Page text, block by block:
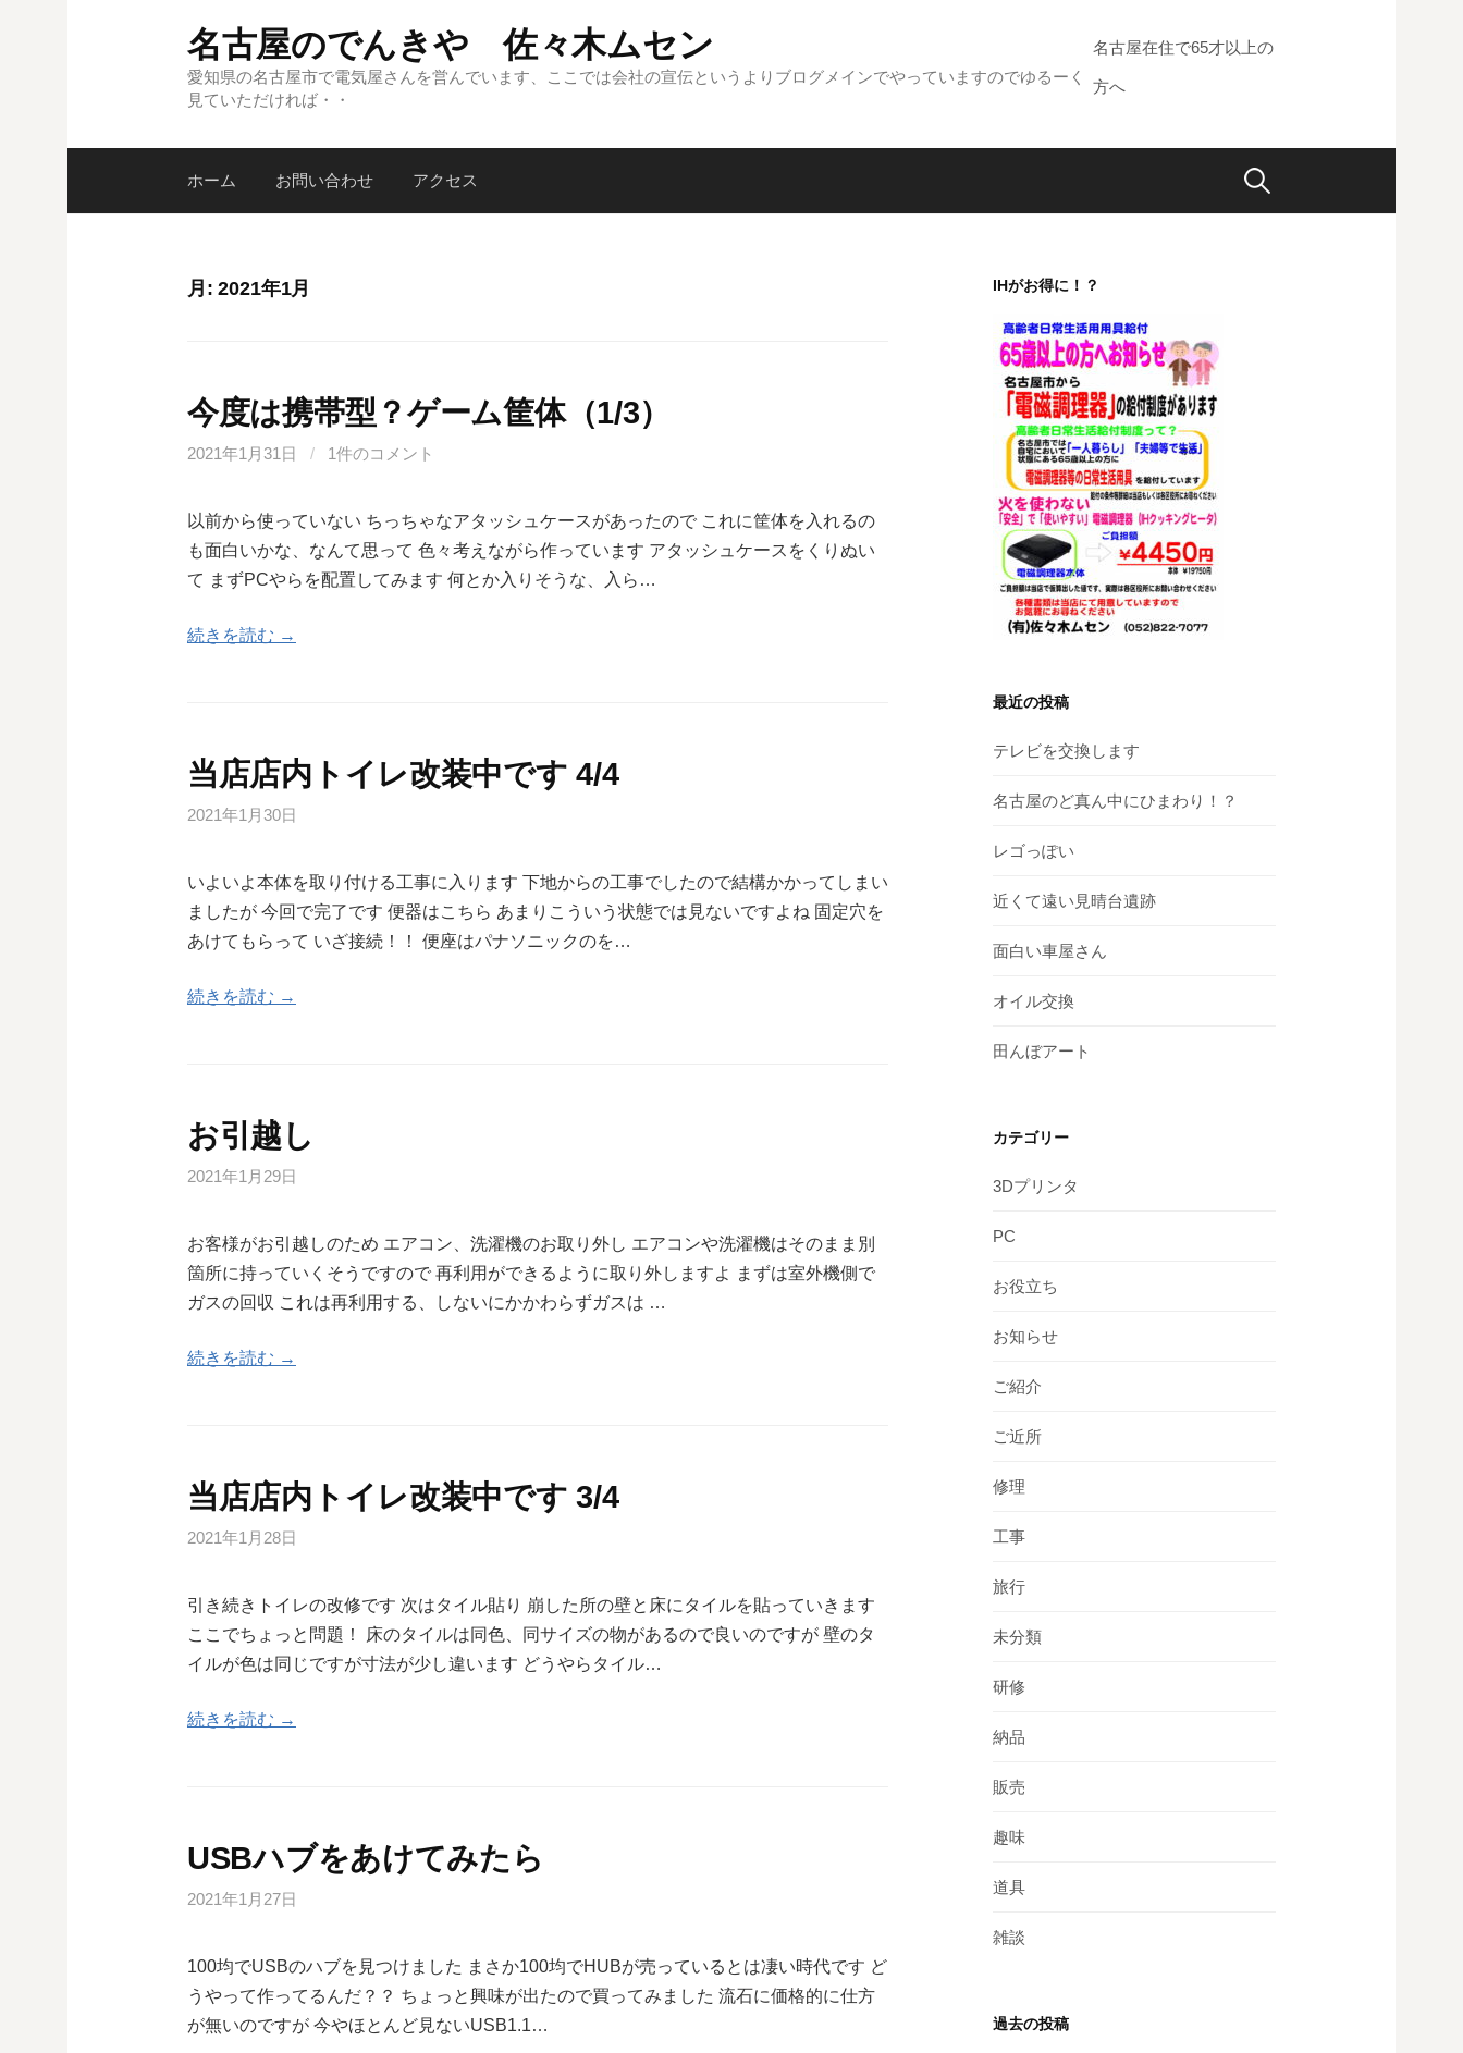
キ
名古屋のでんきや 佐々木ムセン
愛知県の名古屋市で電気屋さんを営んでいます、ここでは会社の宣伝というよりブログメインでやっていますのでゆるーく
見ていただければ・・
名古屋在住で65才以上の
方へ
ホーム お問い合わせ アクセス 検
月:2021年1月
今度は携帯型？ゲーム筐体（1/3）
2021年1月31日 / 1件のコメント
以前から使っていない ちっちゃなアタッシュケースがあったので これに筐体を入れるの
も面白いかな、なんて思って 色々考えながら作っています アタッシュケースをくりぬい
て まずPCやらを配置してみます 何とか入りそうな、入ら…
続きを読む →
当店店内トイレ改装中です 4/4
2021年1月30日
いよいよ本体を取り付ける工事に入ります 下地からの工事でしたので結構かかってしまい
ましたが 今回で完了です 便器はこちら あまりこういう状態では見ないですよね 固定穴を
あけてもらって いざ接続！！ 便座はパナソニックのを…
続きを読む →
お引越し
2021年1月29日
お客様がお引越しのため エアコン、洗濯機のお取り外し エアコンや洗濯機はそのまま別
箇所に持っていくそうですので 再利用ができるように取り外しますよ まずは室外機側で
ガスの回収 これは再利用する、しないにかかわらずガスは …
続きを読む →
当店店内トイレ改装中です 3/4
2021年1月28日
引き続きトイレの改修です 次はタイル貼り 崩した所の壁と床にタイルを貼っていきます
ここでちょっと問題！ 床のタイルは同色、同サイズの物があるので良いのですが 壁のタ
イルが色は同じですが寸法が少し違います どうやらタイル…
続きを読む →
USBハブをあけてみたら
2021年1月27日
100均でUSBのハブを見つけました まさか100均でHUBが売っているとは凄い時代です ど
うやって作ってるんだ？？ ちょっと興味が出たので買ってみました 流石に価格的に仕方
が無いのですが 今やほとんど見ないUSB1.1…
IHがお得に！？
最近の投稿
テレビを交換します
名古屋のど真ん中にひまわり！？
レゴっぽい
近くて遠い見晴台遺跡
面白い車屋さん
オイル交換
田んぼアート
カテゴリー
3Dプリンタ
PC
お役立ち
お知らせ
ご紹介
ご近所
修理
工事
旅行
未分類
研修
納品
販売
趣味
道具
雑談
過去の投稿